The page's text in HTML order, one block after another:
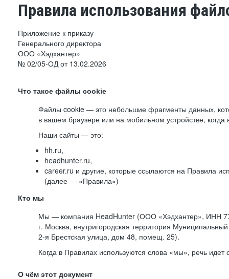
Правила использования
Приложение к приказу
Генерального директора
ООО «Хэдхантер»
№ 02/05-ОД от 13.02.2026
Что такое файлы cookie
Файлы cookie — это небольшие фрагменты данных,
в вашем браузере или на мобильном устройстве,
Наши сайты — это:
hh.ru,
headhunter.ru,
career.ru и другие, которые ссылаются на Правила
(далее — «Правила»)
Кто мы
Мы — компания HeadHunter (ООО «Хэдхантер», ИНН
г. Москва, внутригородская территория Муниципальный
2-я Брестская улица, дом 48, помещ. 25).
Когда в Правилах используются слова «мы», речь
О чём этот документ